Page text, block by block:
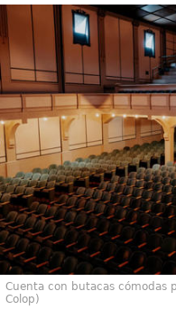
Cuenta con butacas cómodas
Colop)